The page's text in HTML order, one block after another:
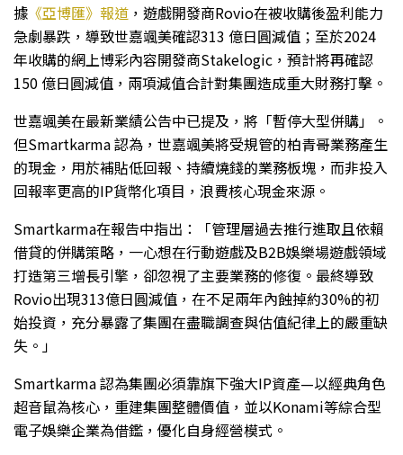
據 《亞博匯》報道 ，遊戲開發商Rovio在被收購後盈利能力
急劇暴跌，導致世嘉颯美確認313 億日圓減值；至於2024
年收購的網上博彩內容開發商Stakelogic，預計將再確認
150 億日圓減值，兩項減值合計對集團造成重大財務打擊。
世嘉颯美在最新業績公告中已提及，將「暫停大型併購」。
但Smartkarma 認為，世嘉颯美將受規管的柏青哥業務產生
的現金，用於補貼低回報、持續燒錢的業務板塊，而非投入
回報率更高的IP貨幣化項目，浪費核心現金來源。
Smartkarma在報告中指出：「管理層過去推行進取且依賴
借貸的併購策略，一心想在行動遊戲及B2B娛樂場遊戲領域
打造第三增長引擎，卻忽視了主要業務的修復。最終導致
Rovio出現313億日圓減值，在不足兩年內蝕掉約30%的初
始投資，充分暴露了集團在盡職調查與估值紀律上的嚴重缺
失。」
Smartkarma 認為集團必須靠旗下強大IP資產—以經典角色
超音鼠為核心，重建集團整體價值，並以Konami等綜合型
電子娛樂企業為借鑑，優化自身經營模式。